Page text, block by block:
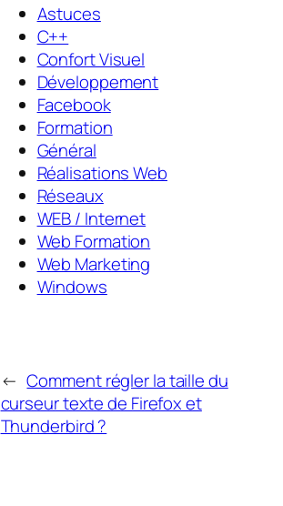
Astuces
C++
Confort Visuel
Développement
Facebook
Formation
Général
Réalisations Web
Réseaux
WEB / Internet
Web Formation
Web Marketing
Windows
← Comment régler la taille du
curseur texte de Firefox et
Thunderbird ?